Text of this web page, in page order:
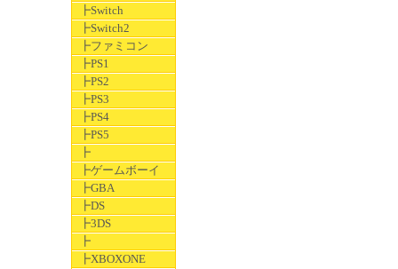
┣Switch
┣Switch2
┣ファミコン
┣PS1
┣PS2
┣PS3
┣PS4
┣PS5
┣
┣ゲームボーイ
┣GBA
┣DS
┣3DS
┣
┣XBOXONE